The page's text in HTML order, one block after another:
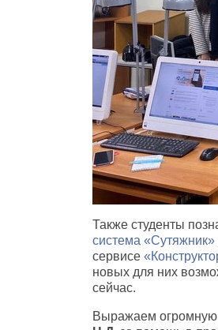
Также студенты
система «Сутяжник»
сервисе
новых для них
сейчас.
Выражаем огромную